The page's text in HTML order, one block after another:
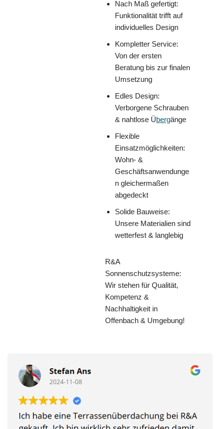
Nach Maß gefertigt:
Funktionalität trifft auf
individuelles Design
Kompletter Service:
Von der ersten
Beratung bis zur finalen
Umsetzung
Edles Design:
Verborgene Schrauben
& nahtlose Übergänge
Flexible
Einsatzmöglichkeiten:
Wohn- &
Geschäftsanwendunge
n gleichermaßen
abgedeckt
Solide Bauweise:
Unsere Materialien sind
wetterfest & langlebig
R&A
Sonnenschutzsysteme:
Wir stehen für Qualität,
Kompetenz &
Nachhaltigkeit in
Offenbach & Umgebung!